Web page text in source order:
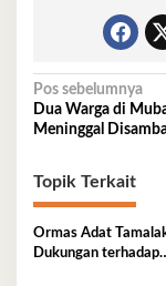
Navigasi
pos
Pos sebelumnya
Dua Warga di
Meninggal
Topik Terkait
Ormas Adat
Dukungan terhadap